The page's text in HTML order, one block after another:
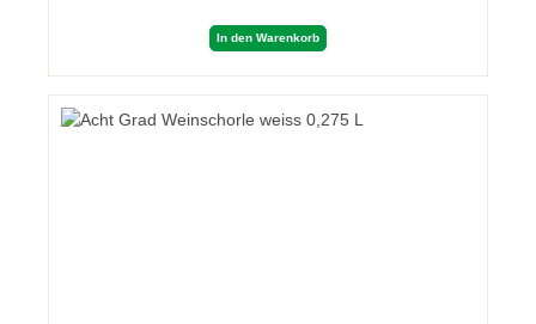
In den Warenkorb